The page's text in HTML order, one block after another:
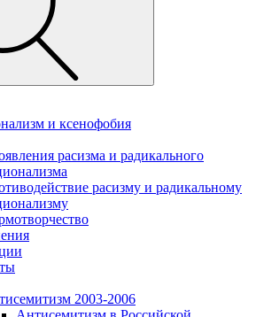
и ксенофобия
расизма и радикального
расизму и радикальному
2003-2006